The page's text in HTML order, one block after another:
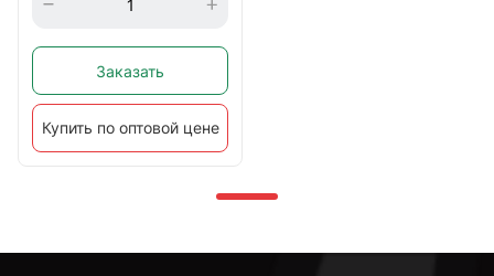
Заказать
Купить по оптовой цене